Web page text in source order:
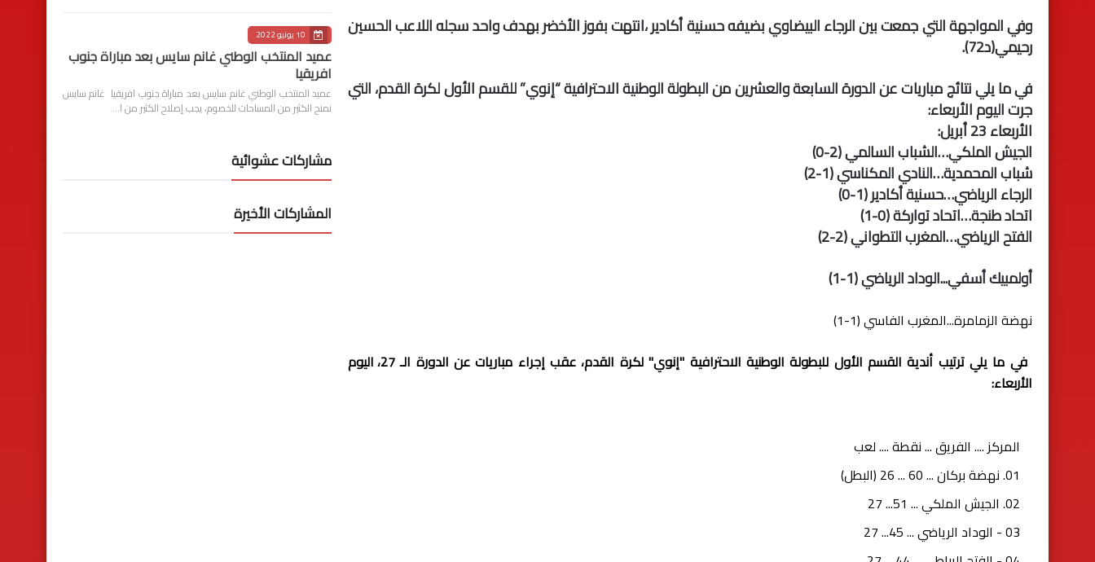
وفي المواجهة التي جمعت بين الرجاء البيضاوي بضيفه حسنية أكادير ،انتهت بفوز الأخضر بهدف واحد سجله اللاعب الحسين
رحيمي(د72).
في ما يلي نتائج مباريات عن الدورة السابعة والعشرين من البطولة الوطنية الاحترافية “إنوي” للقسم الأول لكرة القدم، التي
جرت اليوم الأربعاء:
الأربعاء 23 أبريل:
الجيش الملكي…الشباب السالمي (2-0)
شباب المحمدية…النادي المكناسي (1-2)
الرجاء الرياضي…حسنية أكادير (1-0)
اتحاد طنجة…اتحاد تواركة (0-1)
الفتح الرياضي…المغرب التطواني (2-2)
أولمبيك أسفي...الوداد الرياضي (1-1)
نهضة الزمامرة...المغرب الفاسي (1-1)
في ما يلي ترتيب أندية القسم الأول للبطولة الوطنية الاحترافية "إنوي" لكرة القدم، عقب إجراء مباريات عن الدورة الـ 27، اليوم
الأربعاء:
المركز .... الفريق ... نقطة .... لعب
01. نهضة بركان ... 60 ... 26 (البطل)
02. الجيش الملكي ... 51... 27
03 - الوداد الرياضي ... 45... 27
10 يونيو 2022
عميد المنتخب الوطني غانم سايس بعد مباراة جنوب
افريقيا
عميد المنتخب الوطني غانم سايس بعد مباراة جنوب افريقيا غانم سايس
نمنح الكثير من المساحات للخصوم، يجب إصلاح الكثير من ا…
مشاركات عشوائية
المشاركات الأخيرة